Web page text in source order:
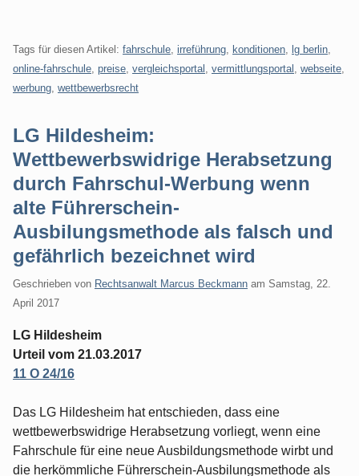
Tags für diesen Artikel: fahrschule irreführung konditionen lg berlin
online-fahrschule preise vergleichsportal vermittlungsportal webseite
werbung wettbewerbsrecht
LG Hildesheim:
Wettbewerbswidrige Herabsetzung
durch Fahrschul-Werbung wenn
alte Führerschein-
Ausbilungsmethode als falsch und
gefährlich bezeichnet wird
Geschrieben von Rechtsanwalt Marcus Beckmann am Samstag, 22.
April 2017
LG Hildesheim
Urteil vom 21.03.2017
11 O 24/16
Das LG Hildesheim hat entschieden, dass eine
wettbewerbswidrige Herabsetzung vorliegt, wenn eine
Fahrschule für eine neue Ausbildungsmethode wirbt und
die herkömmliche Führerschein-Ausbilungsmethode als